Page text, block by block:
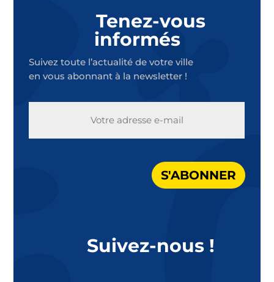
Tenez-vous
informés
Suivez toute l’actualité de votre ville
en vous abonnant à la newsletter !
S'ABONNER
Suivez-nous !